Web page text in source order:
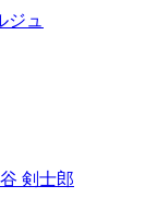
ジュ
剣士郎